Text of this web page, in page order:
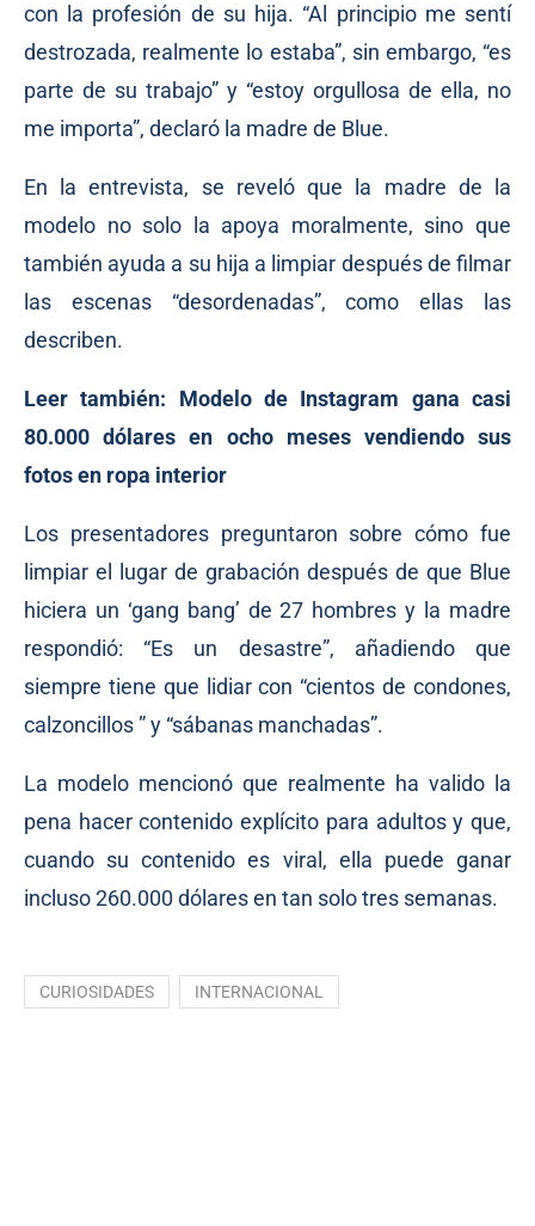
con la profesión de su hija. “Al principio me sentí
destrozada, realmente lo estaba”, sin embargo, “es
parte de su trabajo” y “estoy orgullosa de ella, no
me importa”, declaró la madre de Blue.
En la entrevista, se reveló que la madre de la
modelo no solo la apoya moralmente, sino que
también ayuda a su hija a limpiar después de filmar
las escenas “desordenadas”, como ellas las
describen.
Leer también: Modelo de Instagram gana casi
80.000 dólares en ocho meses vendiendo sus
fotos en ropa interior
Los presentadores preguntaron sobre cómo fue
limpiar el lugar de grabación después de que Blue
hiciera un ‘gang bang’ de 27 hombres y la madre
respondió: “Es un desastre”, añadiendo que
siempre tiene que lidiar con “cientos de condones,
calzoncillos ” y “sábanas manchadas”.
La modelo mencionó que realmente ha valido la
pena hacer contenido explícito para adultos y que,
cuando su contenido es viral, ella puede ganar
incluso 260.000 dólares en tan solo tres semanas.
CURIOSIDADES INTERNACIONAL